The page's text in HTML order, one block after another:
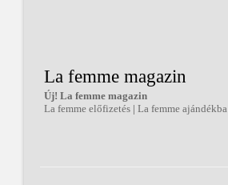
La femme magazin
Új! La femme magazin
La femme előfizetés | La femme ajándékba